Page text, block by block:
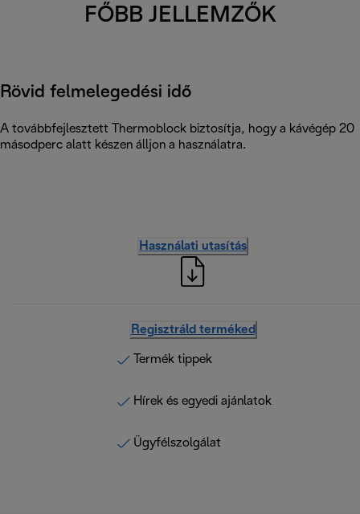
FŐBB JELLEMZŐK
Rövid felmelegedési idő
A továbbfejlesztett Thermoblock biztosítja, hogy a kávégép 20
másodperc alatt készen álljon a használatra.
Használati utasítás
Regisztráld terméked
Termék tippek
Hírek és egyedi ajánlatok
Ügyfélszolgálat